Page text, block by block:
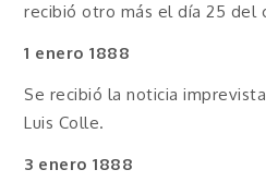
recibió otro más el día 25 del
1 enero 1888
Se recibió la noticia
Luis Colle.
3 enero 1888